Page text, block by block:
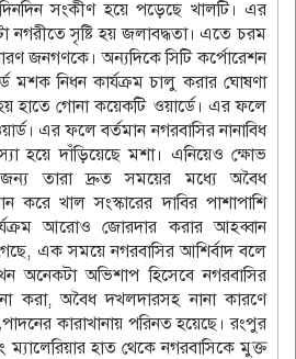
দিনদিন সংকীণ হয়ে পড়েছে খালটি। এর
নগরীতে সৃষ্টি হয় জলাবদ্ধতা। এতে চরম
জনগণকে। অন্যদিকে সিটি কর্পোরেশন
মশক নিধন কার্যক্রম চালু করার ঘোষণা
হাতে গোনা কয়েকটি ওয়ার্ডে। এর ফলে
এর ফলে বর্তমান নগরবাসির নানাবিধ
হয়ে দাঁড়িয়েছে মশা। এনিয়েও ক্ষোভ
তারা দ্রুত সময়ের মধ্যে অবৈধ
করে খাল সংস্কারের দাবির পাশাপাশি
আরোও জোরদার করার আহব্বান
এক সময়ে নগরবাসির আশির্বাদ বলে
অনেকটা অভিশাপ হিসেবে নগরবাসির
না করা, অবৈধ দখলদারসহ নানা কারণে
কারাখানায় পরিনত হয়েছে। রংপুর
হাত থেকে নগরবাসিকে মুক্ত